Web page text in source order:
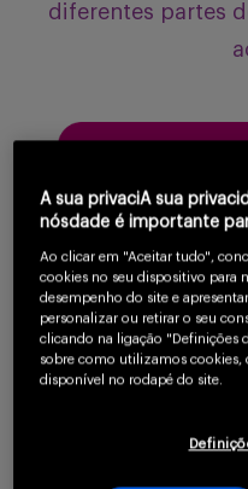
diferentes partes
A sua privaciA sua
nósdade é importante
Ao clicar em "Aceitar tudo",
cookies no seu dispositivo para
desempenho do site e
personalizar ou retirar o seu
clicando na ligação "Definições
sobre como utilizamos cookies,
disponível no rodapé do site.